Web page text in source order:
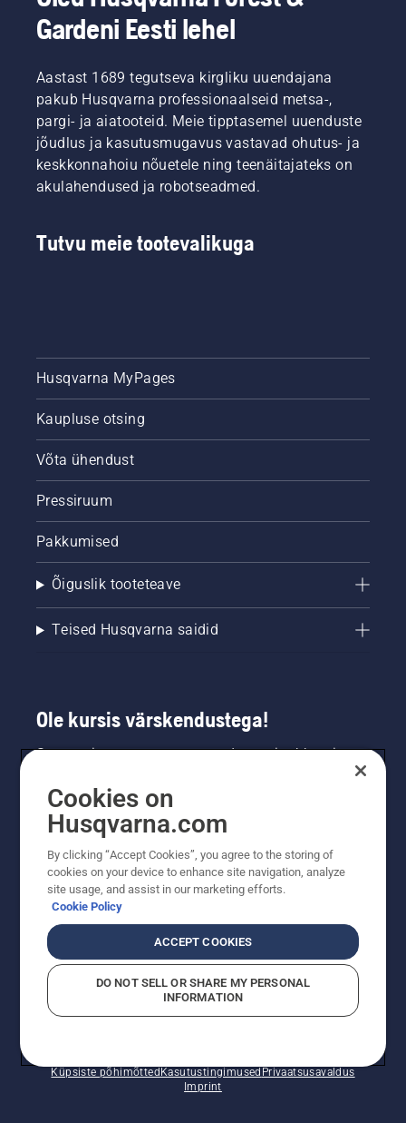
Gardeni Eesti lehel
Aastast 1689 tegutseva kirgliku uuendajana
pakub Husqvarna professionaalseid metsa-,
pargi- ja aiatooteid. Meie tipptasemel uuenduste
jõudlus ja kasutusmugavus vastavad ohutus- ja
keskkonnahoiu nõuetele ning teenäitajateks on
akulahendused ja robotseadmed.
Tutvu meie tootevalikuga
Husqvarna MyPages
Kaupluse otsing
Võta ühendust
Pressiruum
Pakkumised
Õiguslik tooteteave
Teised Husqvarna saidid
Ole kursis värskendustega!
Saa uusimat teavet uute toodete, eripakkumiste
saamiseks siin.
Küpsiste põhimõttedKasutustingimused Privaatsusavaldus
Imprint
Cookies on
Husqvarna.com
By clicking “Accept Cookies”, you agree to the storing of
cookies on your device to enhance site navigation, analyze
site usage, and assist in our marketing efforts.
Cookie Policy
ACCEPT COOKIES
DO NOT SELL OR SHARE MY PERSONAL
INFORMATION